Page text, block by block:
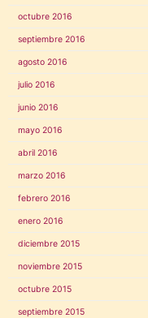
octubre 2016
septiembre 2016
agosto 2016
julio 2016
junio 2016
mayo 2016
abril 2016
marzo 2016
febrero 2016
enero 2016
diciembre 2015
noviembre 2015
octubre 2015
septiembre 2015